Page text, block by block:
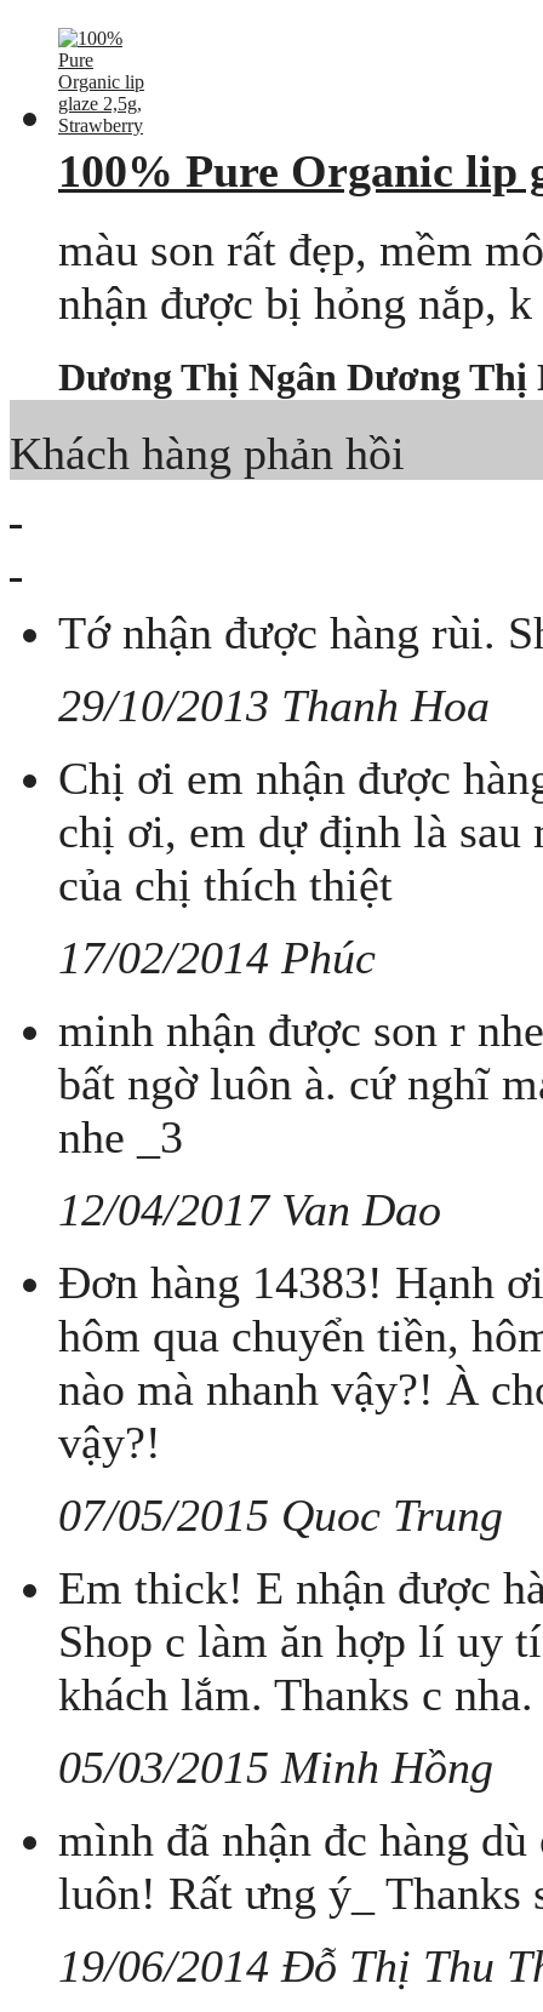
100% Pure Organic lip
màu son rất đẹp, mềm
nhận được bị hỏng nắp,
Dương Thị Ngân Dương Thị
Khách hàng phản hồi
Tớ nhận được hàng rùi.
29/10/2013 Thanh Hoa
Chị ơi em nhận được
chị ơi, em dự định là
của chị thích thiệt
17/02/2014 Phúc
minh nhận được son r
bất ngờ luôn à. cứ nghĩ
nhe _3
12/04/2017 Van Dao
Đơn hàng 14383! Hạnh
hôm qua chuyển tiền,
nào mà nhanh vậy?! À
vậy?!
07/05/2015 Quoc Trung
Em thick! E nhận được
Shop c làm ăn hợp lí uy
khách lắm. Thanks c nha.
05/03/2015 Minh Hồng
mình đã nhận đc hàng
luôn! Rất ưng ý_ Thanks
19/06/2014 Đỗ Thị Thu